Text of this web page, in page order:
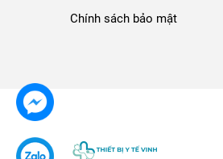
Chính sách bảo mật